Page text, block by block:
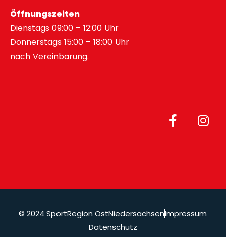
Öffnungszeiten
Dienstags 09:00 – 12:00 Uhr
Donnerstags 15:00 – 18:00 Uhr
nach Vereinbarung.
© 2024 SportRegion OstNiedersachsenImpressum
Datenschutz